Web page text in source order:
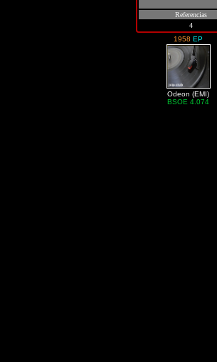
Referencias
4
1958EP
Odeon (EMI)
BSOE 4.074